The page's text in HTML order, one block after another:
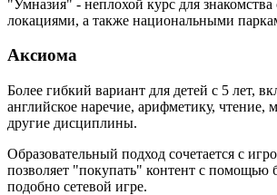
"Умназия" - неплохой курс для знакомства
локациями, а также национальными
Аксиома
Более гибкий вариант для детей с 5 лет,
английское наречие, арифметику, чтение,
другие дисциплины.
Образовательный подход сочетается с
позволяет "покупать" контент с помощью
подобно сетевой игре.